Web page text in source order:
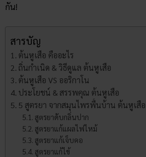
กัน!
สารบัญ
ต้นหูเสือ คืออะไร
ถิ่นกำเนิด & วิธีดูแล ต้นหูเสือ
ต้นหูเสือ VS ออริกาโน
ประโยชน์ & สรรพคุณ ต้นหูเสือ
5 สูตรยา จากสมุนไพรพื้นบ้าน ต้นหูเสือ
สูตรยาดับกลิ่นปาก
สูตรยาแก้แผลไฟไหม้
สูตรยาแก้เจ็บคอ
สูตรยาแก้ไข้